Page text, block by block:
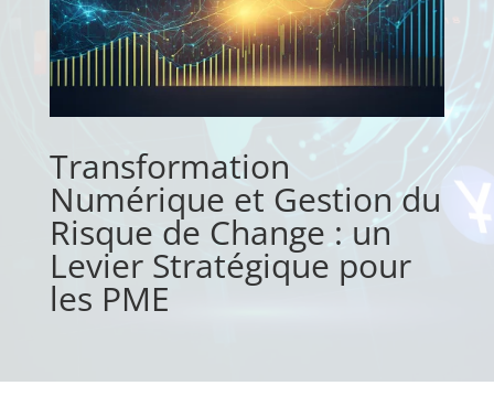
Transformation
Numérique et Gestion du
Risque de Change : un
Levier Stratégique pour
les PME